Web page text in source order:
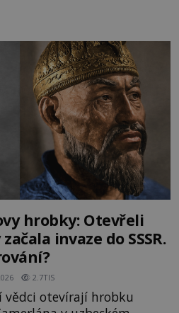
věží slavného hradu
boje. Za manželku má
hrobky: Otevřeli
invaze do SSSR.
2.7TIS
vědci otevírají hrobku